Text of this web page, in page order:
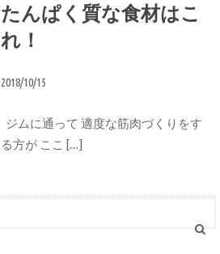
たんぱく質な食材はこ
れ！
2018/10/15
ジムに通って 適度な筋肉づくりをす
る方が ここ […]